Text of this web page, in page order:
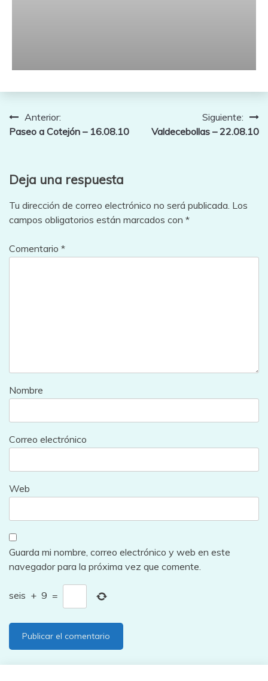
Navegación
Anterior:
Paseo a Cotejón – 16.08.10
Siguiente:
Valdecebollas – 22.08.10
Deja una respuesta
Tu dirección de correo electrónico no será publicada. Los
campos obligatorios están marcados con *
Comentario *
Nombre
Correo electrónico
Web
Guarda mi nombre, correo electrónico y web en este
navegador para la próxima vez que comente.
seis + 9 =